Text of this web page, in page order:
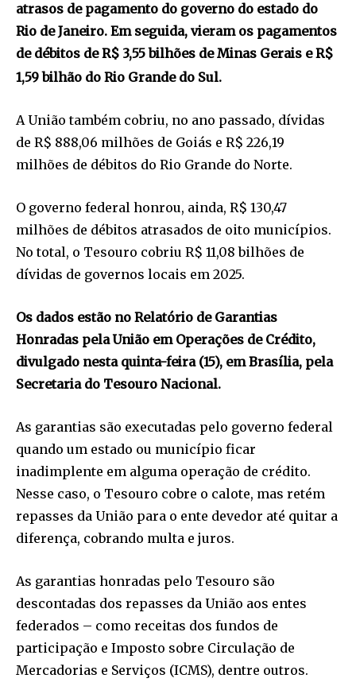
atrasos de pagamento do governo do estado do
Rio de Janeiro. Em seguida, vieram os pagamentos
de débitos de R$ 3,55 bilhões de Minas Gerais e R$
1,59 bilhão do Rio Grande do Sul.
A União também cobriu, no ano passado, dívidas
de R$ 888,06 milhões de Goiás e R$ 226,19
milhões de débitos do Rio Grande do Norte.
O governo federal honrou, ainda, R$ 130,47
milhões de débitos atrasados de oito municípios.
No total, o Tesouro cobriu R$ 11,08 bilhões de
dívidas de governos locais em 2025.
Os dados estão no Relatório de Garantias
Honradas pela União em Operações de Crédito,
divulgado nesta quinta-feira (15), em Brasília, pela
Secretaria do Tesouro Nacional.
As garantias são executadas pelo governo federal
quando um estado ou município ficar
inadimplente em alguma operação de crédito.
Nesse caso, o Tesouro cobre o calote, mas retém
repasses da União para o ente devedor até quitar a
diferença, cobrando multa e juros.
As garantias honradas pelo Tesouro são
descontadas dos repasses da União aos entes
federados – como receitas dos fundos de
participação e Imposto sobre Circulação de
Mercadorias e Serviços (ICMS), dentre outros.